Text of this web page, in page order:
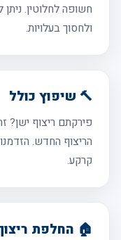
חשופה לחלוטין.
ולחסוך בעלויות.
🔨 שיפוץ כולל
פירקתם ריצוף ישן?
הריצוף החדש.
קרקע.
🏠 החלפת